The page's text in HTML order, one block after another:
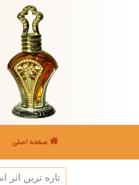
صفحه اصلی
تازه ترین